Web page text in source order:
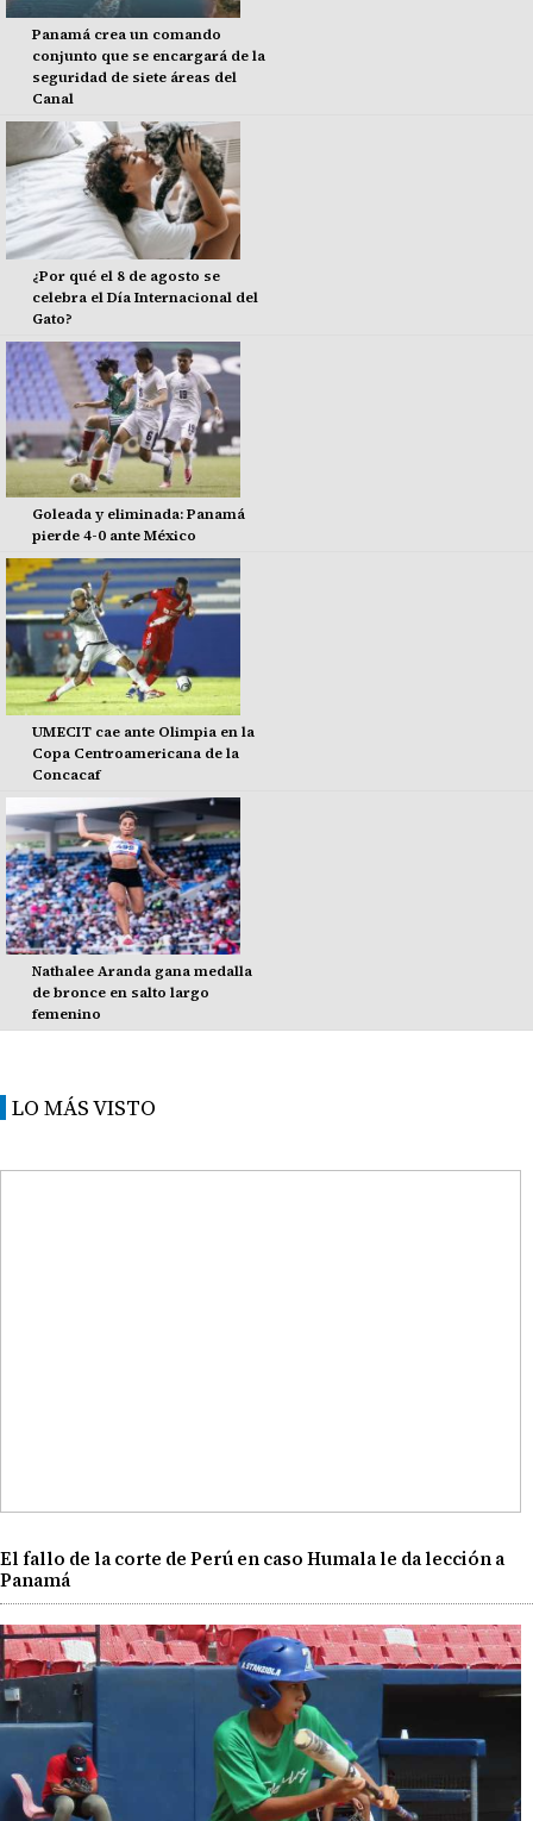
Panamá crea un comando
conjunto que se encargará de la
seguridad de siete áreas del
Canal
¿Por qué el 8 de agosto se
celebra el Día Internacional del
Gato?
Goleada y eliminada: Panamá
pierde 4-0 ante México
UMECIT cae ante Olimpia en la
Copa Centroamericana de la
Concacaf
Nathalee Aranda gana medalla
de bronce en salto largo
femenino
LO MÁS VISTO
El fallo de la corte de Perú en caso Humala le da lección a
Panamá